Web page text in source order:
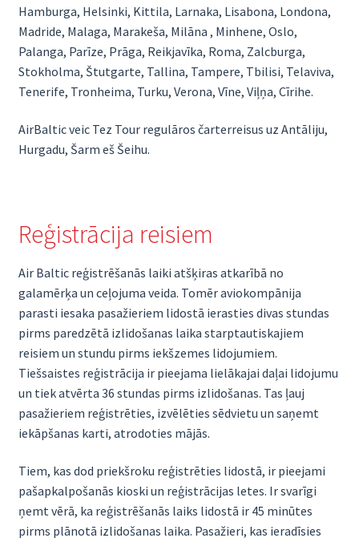
Hamburga, Helsinki, Kittila, Larnaka, Lisabona, Londona,
Madride, Malaga, Marakeša, Milāna , Minhene, Oslo,
Palanga, Parīze, Prāga, Reikjavīka, Roma, Zalcburga,
Stokholma, Štutgarte, Tallina, Tampere, Tbilisi, Telaviva,
Tenerife, Tronheima, Turku, Verona, Vīne, Viļņa, Cīrihe.
AirBaltic veic Tez Tour regulāros čarterreisus uz Antāliju,
Hurgadu, Šarm eš Šeihu.
Reģistrācija reisiem
Air Baltic reģistrēšanās laiki atšķiras atkarībā no
galamērķa un ceļojuma veida. Tomēr aviokompānija
parasti iesaka pasažieriem lidostā ierasties divas stundas
pirms paredzētā izlidošanas laika starptautiskajiem
reisiem un stundu pirms iekšzemes lidojumiem.
Tiešsaistes reģistrācija ir pieejama lielākajai daļai lidojumu
un tiek atvērta 36 stundas pirms izlidošanas. Tas ļauj
pasažieriem reģistrēties, izvēlēties sēdvietu un saņemt
iekāpšanas karti, atrodoties mājās.
Tiem, kas dod priekšroku reģistrēties lidostā, ir pieejami
pašapkalpošanās kioski un reģistrācijas letes. Ir svarīgi
ņemt vērā, ka reģistrēšanās laiks lidostā ir 45 minūtes
pirms plānotā izlidošanas laika. Pasažieri, kas ieradīsies